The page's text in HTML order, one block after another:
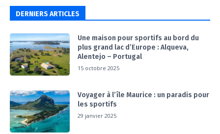
DERNIERS ARTICLES
Une maison pour sportifs au bord du
plus grand lac d’Europe : Alqueva,
Alentejo – Portugal
15 octobre 2025
Voyager à l’île Maurice : un paradis pour
les sportifs
29 janvier 2025